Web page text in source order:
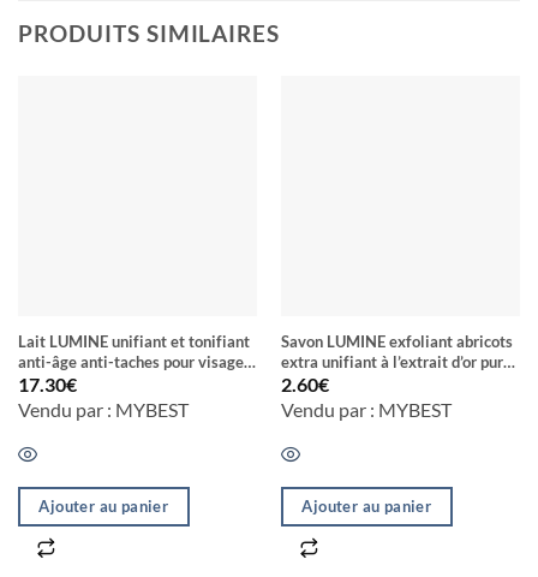
PRODUITS SIMILAIRES
Lait LUMINE unifiant et tonifiant
anti-âge anti-taches pour visage
& corps Half-Cast blanchiment en
7 Jours
17.30€
Vendu par : MYBEST
Ajouter au panier
Savon LUMINE exfoliant abricots
extra unifiant à l’extrait d’or pure
et de tomate 14 Jours
2.60€
Vendu par : MYBEST
Ajouter au panier